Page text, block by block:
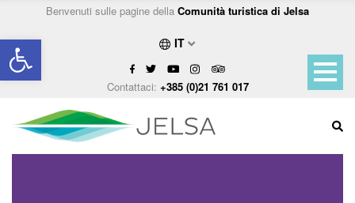
Open toolbar
Benvenuti sulle pagine della Comunità turistica di Jelsa
IT
Contattaci: +385 (0)21 761 017